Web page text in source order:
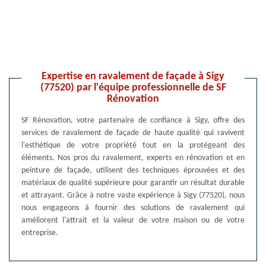
Expertise en ravalement de façade à Sigy
(77520) par l'équipe professionnelle de SF
Rénovation
SF Rénovation, votre partenaire de confiance à Sigy, offre des
services de ravalement de façade de haute qualité qui ravivent
l'esthétique de votre propriété tout en la protégeant des
éléments. Nos pros du ravalement, experts en rénovation et en
peinture de façade, utilisent des techniques éprouvées et des
matériaux de qualité supérieure pour garantir un résultat durable
et attrayant. Grâce à notre vaste expérience à Sigy (77520), nous
nous engageons à fournir des solutions de ravalement qui
améliorent l'attrait et la valeur de votre maison ou de votre
entreprise.